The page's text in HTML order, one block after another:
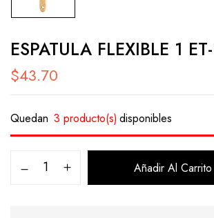
ESPATULA FLEXIBLE 1
$43.70
Quedan 3 producto(s) disponibles
Añadir Al Carrito